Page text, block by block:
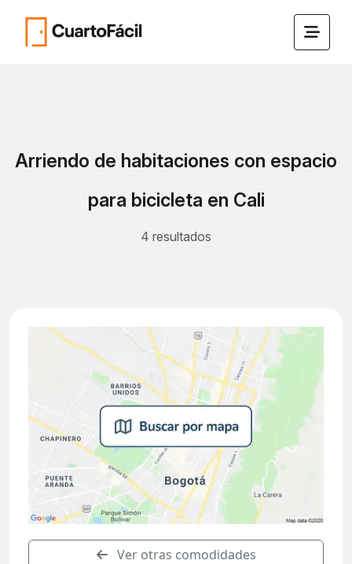
Arriendo de habitaciones con espacio
para bicicleta en Cali
4 resultados
Ver otras comodidades